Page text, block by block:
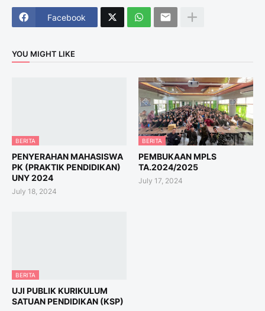
Facebook
YOU MIGHT LIKE
BERITA
PENYERAHAN MAHASISWA
PK (PRAKTIK PENDIDIKAN)
UNY 2024
July 18, 2024
BERITA
PEMBUKAAN MPLS
TA.2024/2025
July 17, 2024
BERITA
UJI PUBLIK KURIKULUM
SATUAN PENDIDIKAN (KSP)